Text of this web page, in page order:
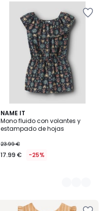
NAME IT
Mono fluido con volantes y
estampado de hojas
23.99 €
17.99 € -25%
2
Colores